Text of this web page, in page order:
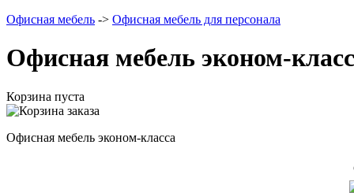
Офисная мебель -> Офисная мебель для персонала
Офисная мебель эконом-
Корзина пуста
Офисная мебель эконом-класса